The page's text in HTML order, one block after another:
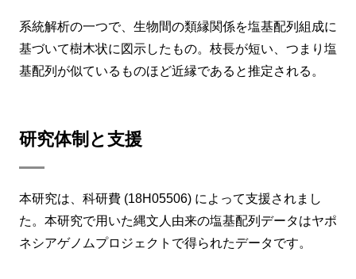
系統解析の一つで、生物間の類縁関係を塩基配列組成に
基づいて樹木状に図示したもの。枝長が短い、つまり塩
基配列が似ているものほど近縁であると推定される。
研究体制と支援
本研究は、科研費 (18H05506) によって支援されまし
た。本研究で用いた縄文人由来の塩基配列データはヤポ
ネシアゲノムプロジェクトで得られたデータです。